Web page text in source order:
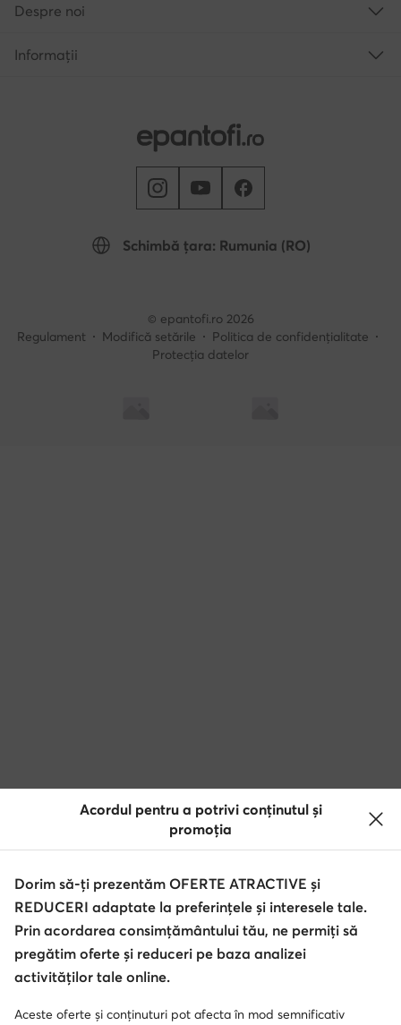
Schimbă țara: Rumunia (RO)
Despre noi
Informații
© epantofi.ro 2026
Regulament
Modifică setările
Politica de confidențialitate
Protecția datelor
Acordul pentru a potrivi conținutul și
promoția
Dorim să-ți prezentăm OFERTE ATRACTIVE și
REDUCERI adaptate la preferințele și interesele tale.
Prin acordarea consimțământului tău, ne permiți să
pregătim oferte și reduceri pe baza analizei
activităților tale online.
Aceste oferte și conținuturi pot afecta în mod semnificativ